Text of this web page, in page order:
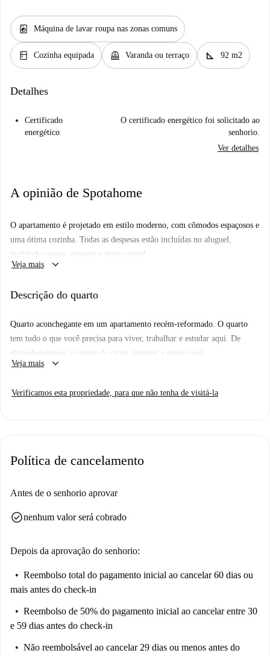
local_laundry_service Máquina de lavar roupa nas zonas comuns
kitchen Cozinha equipada balcony Varanda ou terraço square_foot 92 m2
Detalhes
Certificado
energético
O certificado energético foi solicitado ao
senhorio.
Ver detalhes
A opinião de Spotahome
O apartamento é projetado em estilo moderno, com cômodos espaçosos e
uma ótima cozinha. Todas as despesas estão incluídas no aluguel,
incluindo contas, internet e muito mais!
Veja mais keyboard_arrow_down
Descrição do quarto
Quarto aconchegante em um apartamento recém-reformado. O quarto
tem tudo o que você precisa para viver, trabalhar e estudar aqui. De
eletrodomésticos a roupas de cama, internet e muito mais.
Veja mais
keyboard_arrow_down
Verificamos esta propriedade, para que não tenha de visitá-la
Política de cancelamento
Antes de o senhorio aprovar
check_circlenenhum valor será cobrado
Depois da aprovação do senhorio:
Reembolso total do pagamento inicial ao cancelar 60 dias ou
mais antes do check-in
Reembolso de 50% do pagamento inicial ao cancelar entre 30
e 59 dias antes do check-in
Não reembolsável ao cancelar 29 dias ou menos antes do